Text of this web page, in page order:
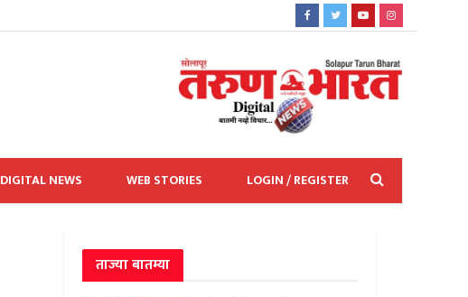
DIGITAL NEWS WEB STORIES LOGIN / REGISTER
ताज्या बातम्या